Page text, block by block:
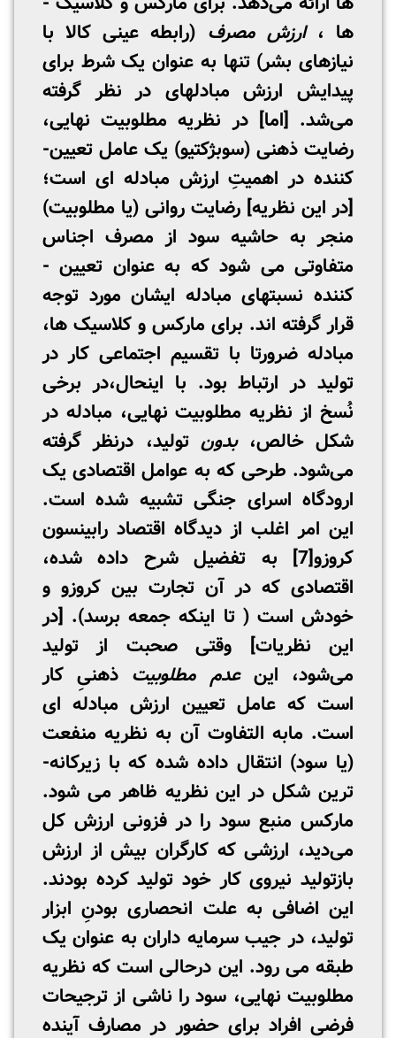
ها ،ارزش مصرف (رابطه عینی کالا با
نیازهای بشر) تنها به عنوان یک شرط برای
پیدایش ارزش مبادله­ای در نظر گرفته
‌می‌شد. [اما] در نظریه مطلوبیت نهایی،
رضایت ذهنی (سوبژکتیو) یک عامل تعیین­
کننده­ در اهمیتِ ارزش مبادله ­ای است؛
[در این نظریه] رضایت روانی (یا مطلوبیت)
منجر به حاشیه سود از مصرف اجناس
متفاوتی می­ شود که به عنوان تعیین ­
کننده­ نسبتهای مبادله ­ای­شان مورد توجه
قرار گرفته ­اند. برای مارکس و کلاسیک ها،
مبادله ضرورتا با تقسیم اجتماعی کار در
تولید در ارتباط بود. با اینحال،در برخی
نُسخ از نظریه مطلوبیت نهایی، مبادله در
شکل خالص،بدونتولید، درنظر گرفته
می‌شود. طرحی که به عوامل اقتصادی یک
ارودگاه اسرای جنگی تشبیه شده است.
این امر اغلب از دیدگاه اقتصاد رابینسون
کروزو[7]
به تفضیل شرح داده شده،
اقتصادی که در آن تجارت بین کروزو و
خودش است ( تا اینکه جمعه برسد). [در
این نظریات] وقتی صحبت از تولید
می‌شود، اینعدم مطلوبیت ذهنیِ کار
است که عامل تعیین ارزش مبادله­ ای
است. مابه ­التفاوت آن به نظریه منفعت
(یا سود) انتقال داده شده که با زیرکانه­
ترین شکل در این نظریه ظاهر می­ شود.
مارکس منبع سود را در فزونی ارزش کل
‌می‌دید، ارزشی که کارگران بیش از ارزش
بازتولید نیروی‌ کار خود تولید کرده بودند.
این اضافی به علت انحصاری بودنِ ابزار
تولید، در جیب سرمایه­ داران به عنوان یک
طبقه می­ رود. این درحالی است که نظریه
مطلوبیت نهایی، سود را ناشی از ترجیحات
فرضی افراد برای حضور در مصارف آینده